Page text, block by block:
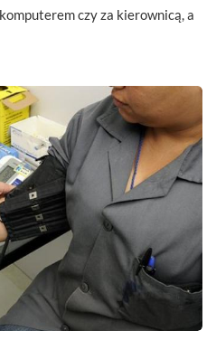
czy za kierownicą, a